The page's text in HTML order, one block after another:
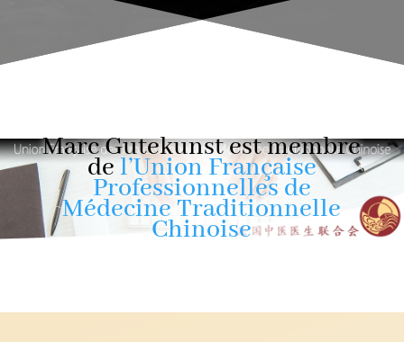
Marc Gutekunst est membre
de l’Union Française
Professionnelles de
Médecine Traditionnelle
Chinoise